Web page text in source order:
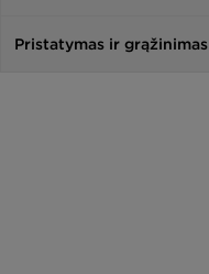
Pristatymas ir grąžinimas